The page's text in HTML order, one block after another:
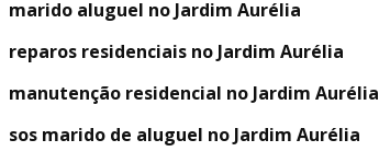
marido aluguel no Jardim Aurélia
reparos residenciais no Jardim Aurélia
manutenção residencial no Jardim Aurélia
sos marido de aluguel no Jardim Aurélia